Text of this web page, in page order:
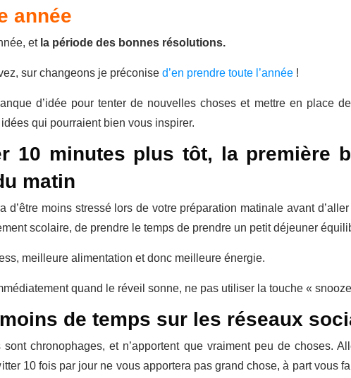
année
etla période des bonnes résolutions.
sur changeons je préconise d’en prendre toute l’année !
d’idée pour tenter de nouvelles choses et mettre en place
qui pourraient bien vous inspirer.
10 minutes plus tôt, la première
matin
d’être moins stressé lors de votre préparation matinale avant d’aller
scolaire, de prendre le temps de prendre un petit déjeuner
meilleure alimentation et donc meilleure énergie.
quand le réveil sonne, ne pas utiliser la touche «
de temps sur les réseaux
sont chronophages, et n’apportent que vraiment peu de choses.
10 fois par jour ne vous apportera pas grand chose, à part vous